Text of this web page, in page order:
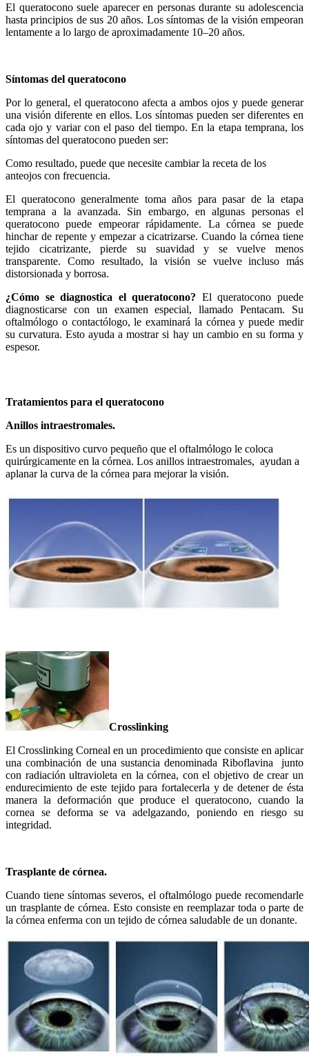
El queratocono suele aparecer en personas durante su adolescencia
hasta principios de sus 20 años. Los síntomas de la visión empeoran
lentamente a lo largo de aproximadamente 10–20 años.
Síntomas del queratocono
Por lo general, el queratocono afecta a ambos ojos y puede generar
una visión diferente en ellos. Los síntomas pueden ser diferentes en
cada ojo y variar con el paso del tiempo. En la etapa temprana, los
síntomas del queratocono pueden ser:
Como resultado, puede que necesite cambiar la receta de los
anteojos con frecuencia.
El queratocono generalmente toma años para pasar de la etapa
temprana a la avanzada. Sin embargo, en algunas personas el
queratocono puede empeorar rápidamente. La córnea se puede
hinchar de repente y empezar a cicatrizarse. Cuando la córnea tiene
tejido cicatrizante, pierde su suavidad y se vuelve menos
transparente. Como resultado, la visión se vuelve incluso más
distorsionada y borrosa.
¿Cómo se diagnostica el queratocono? El queratocono puede
diagnosticarse con un examen especial, llamado Pentacam. Su
oftalmólogo o contactólogo, le examinará la córnea y puede medir
su curvatura. Esto ayuda a mostrar si hay un cambio en su forma y
espesor.
Tratamientos para el queratocono
Anillos intraestromales.
Es un dispositivo curvo pequeño que el oftalmólogo le coloca
quirúrgicamente en la córnea. Los anillos intraestromales, ayudan a
aplanar la curva de la córnea para mejorar la visión.
Crosslinking
El Crosslinking Corneal en un procedimiento que consiste en aplicar
una combinación de una sustancia denominada Riboflavina junto
con radiación ultravioleta en la córnea, con el objetivo de crear un
endurecimiento de este tejido para fortalecerla y de detener de ésta
manera la deformación que produce el queratocono, cuando la
cornea se deforma se va adelgazando, poniendo en riesgo su
integridad.
Trasplante de córnea.
Cuando tiene síntomas severos, el oftalmólogo puede recomendarle
un trasplante de córnea. Esto consiste en reemplazar toda o parte de
la córnea enferma con un tejido de córnea saludable de un donante.